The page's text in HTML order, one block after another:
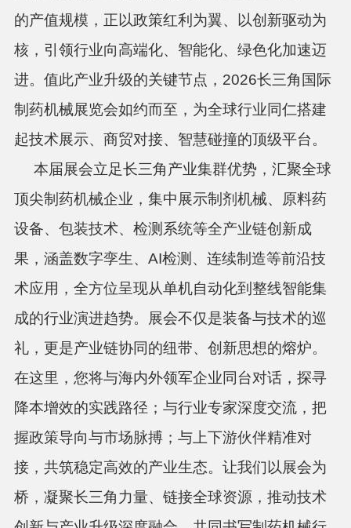
的产值规模，正以政策红利为翼、以创新驱动为
核，引领行业向高端化、智能化、绿色化加速迈
进。值此产业升级的关键节点，2026长三角国际
制药机械展览会如约而至，为全球行业同仁搭建
起技术展示、商贸对接、智慧碰撞的顶级平台。
本届展会立足长三角产业集群优势，汇聚全球
顶尖制药机械企业，集中展示制剂机械、原料药
设备、包装技术、检测系统等全产业链创新成
果，涵盖数字孪生、AI检测、连续制造等前沿技
术应用，全方位呈现从单机自动化到整线智能集
成的行业演进趋势。展会不仅是装备与技术的巡
礼，更是产业链协同的纽带、创新思想的熔炉。
在这里，您将与海内外领军企业同台对话，探寻
降本增效的实践路径；与行业专家深度交流，把
握政策导向与市场脉搏；与上下游伙伴精准对
接，共筑稳定高效的产业生态。让我们以展会为
桥，凝聚长三角力量、链接全球资源，推动技术